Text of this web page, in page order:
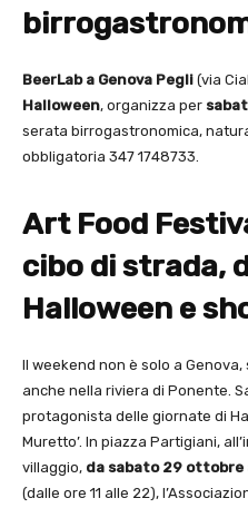
BeerLab a Genova Pegli (via
Halloween, organizza per
serata birrogastronomica,
obbligatoria 347 1748733.
Art Food
cibo di strada,
Halloween e
Il weekend non è solo a
anche nella riviera di Ponente.
protagonista delle giornate di
Muretto’. In piazza Partigiani,
villaggio, da sabato 29 ottobre
(dalle ore 11 alle 22),